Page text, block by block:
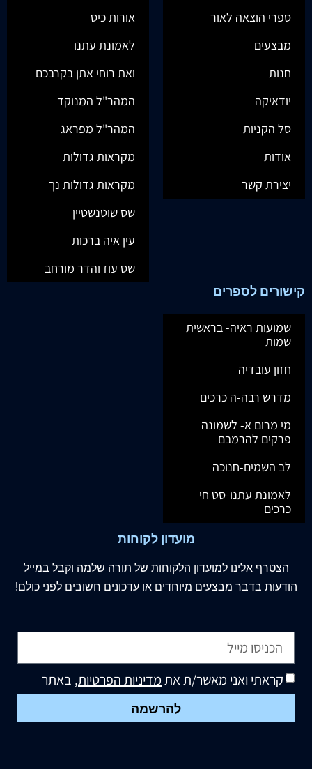
ספרי הוצאה לאור
מבצעים
חנות
יודאיקה
סל הקניות
אודות
יצירת קשר
אורות כיס
לאמונת עתנו
ואת רוחי אתן בקרבכם
המהר"ל המנוקד
המהר"ל מפראג
מקראות גדולות
מקראות גדולות נך
שס שוטנשטיין
עין איה ברכות
שס עוז והדר מורחב
קישורים לספרים
שמועות ראיה- בראשית
שמות
חזון עובדיה
מדרש רבה-ה כרכים
מי מרום א- לשמונה
פרקים להרמבם
לב השמים-חנוכה
לאמונת עתנו-סט חי
כרכים
מועדון לקוחות
הצטרף אלינו למועדון הלקוחות של תורה שלמה וקבל במייל
הודעות בדבר מבצעים מיוחדים או עדכונים חשובים לפני כולם!
קראתי ואני מאשר/ת אתמדיניות הפרטיות, באתר
להרשמה